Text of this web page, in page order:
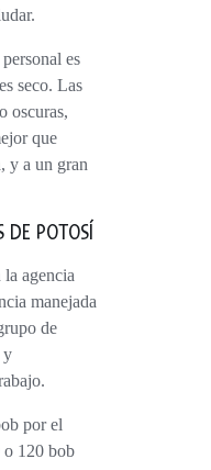
seco. Las
oscuras,
que
y a un gran
DE POTOSÍ
la agencia
manejada
de
y
o 120 bob